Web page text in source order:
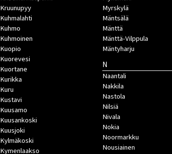
Kruunupyy
Kuhmalahti
Kuhmo
Kuhmoinen
Kuopio
Kuorevesi
Kuortane
Kurikka
Kuru
Kustavi
Kuusamo
Kuusankoski
Kuusjoki
Kylmäkoski
Kymenlaakso
Myrskylä
Mäntsälä
Mänttä
Mänttä-Vilppula
Mäntyharju
N
Naantali
Nakkila
Nastola
Nilsiä
Nivala
Nokia
Noormarkku
Nousiainen